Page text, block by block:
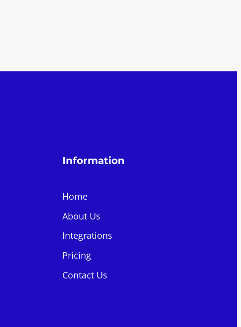
Information
Home
About Us
Integrations
Pricing
Contact Us